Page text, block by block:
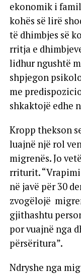
ekonomik i
kohës së lirë
të dhimbjes së
rritja e
lidhur ngushtë
shpjegon
me
shkaktojë edhe
Kropp thekson
luajnë një rol
migrenës. Jo
rriturit.
në javë për 30
zvogëlojë
gjithashtu
por vuajnë nga
përsëritura”.
Ndryshe nga